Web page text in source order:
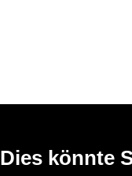
Dies könnte